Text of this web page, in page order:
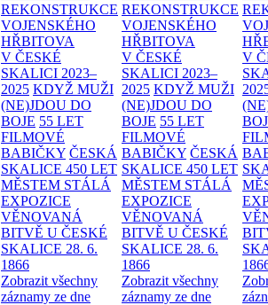
REKONSTRUKCE
VOJENSKÉHO
HŘBITOVA
V ČESKÉ
SKALICI 2023–
2025 KDYŽ MUŽI
(NE)JDOU DO
BOJE 55 LET
FILMOVÉ
BABIČKY ČESKÁ
SKALICE 450 LET
MĚSTEM STÁLÁ
EXPOZICE
VĚNOVANÁ
BITVĚ U ČESKÉ
SKALICE 28. 6.
1866
Zobrazit všechny
záznamy ze dne
REKONSTRUKCE
VOJENSKÉHO
HŘBITOVA
V ČESKÉ
SKALICI 2023–
2025 KDYŽ MUŽI
(NE)JDOU DO
BOJE 55 LET
FILMOVÉ
BABIČKY ČESKÁ
SKALICE 450 LET
MĚSTEM STÁLÁ
EXPOZICE
VĚNOVANÁ
BITVĚ U ČESKÉ
SKALICE 28. 6.
1866
Zobrazit všechny
záznamy ze dne
V